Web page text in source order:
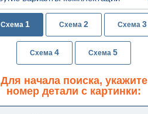
1 2 3
4 5
Для начала поиска, укажите
номер детали с картинки: